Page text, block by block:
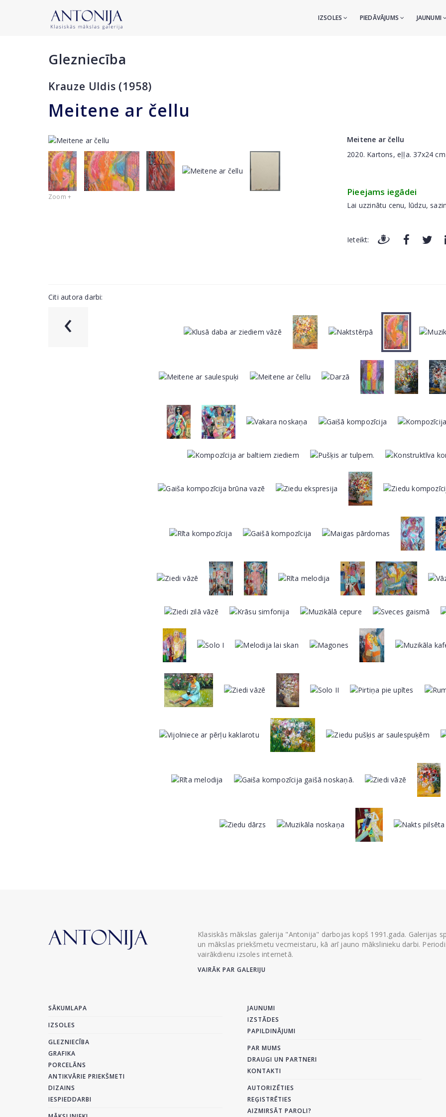
IZSOLES PIEDĀVĀJUMS JAUNUMI
Glezniecība
Krauze Uldis (1958)
Meitene ar čellu
Zoom +
Meitene ar čellu
2020. Kartons, eļļa. 37x24 cm
Pieejams iegādei
Lai uzzinātu cenu, lūdzu,
Ieteikt:
Citi autora darbi:
‹
Klasiskās mākslas galerija "Antonija" darbojas kopš 1991.gada. Galerijas
un mākslas priekšmetu vecmeistaru, kā arī jauno mākslinieku darbi.
vairākdienu izsoles internetā.
VAIRĀK PAR GALERIJU
SĀKUMLAPA
IZSOLES
GLEZNIECĪBA
GRAFIKA
PORCELĀNS
ANTIKVĀRIE PRIEKŠMETI
DIZAINS
IESPIEDDARBI
JAUNUMI
IZSTĀDES
PAPILDINĀJUMI
PAR MUMS
DRAUGI UN PARTNERI
KONTAKTI
AUTORIZĒTIES
REĢISTRĒTIES
AIZMIRSĀT PAROLI?